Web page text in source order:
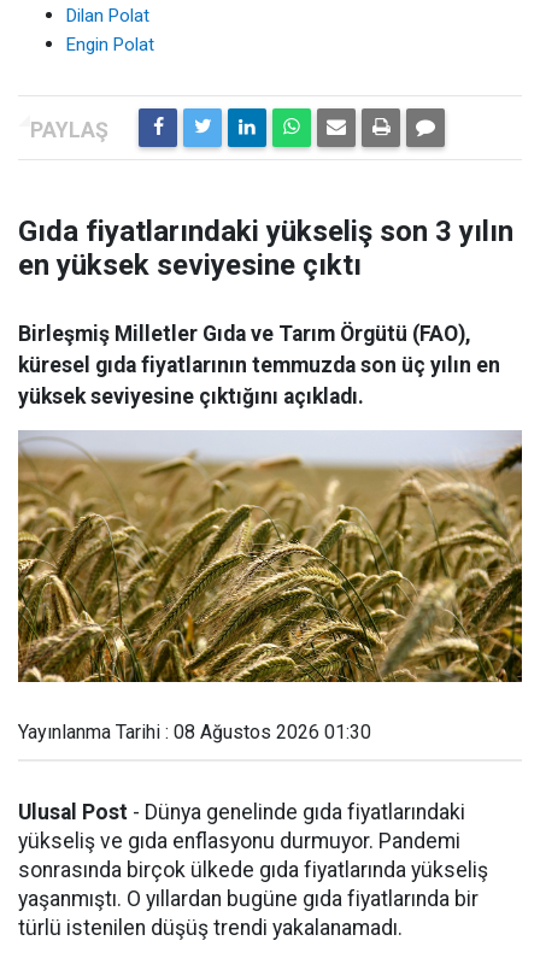
Dilan Polat
Engin Polat
Gıda fiyatlarındaki yükseliş son 3 yılın
en yüksek seviyesine çıktı
Birleşmiş Milletler Gıda ve Tarım Örgütü (FAO),
küresel gıda fiyatlarının temmuzda son üç yılın en
yüksek seviyesine çıktığını açıkladı.
Yayınlanma Tarihi : 08 Ağustos 2026 01:30
Ulusal Post - Dünya genelinde gıda fiyatlarındaki
yükseliş ve gıda enflasyonu durmuyor. Pandemi
sonrasında birçok ülkede gıda fiyatlarında yükseliş
yaşanmıştı. O yıllardan bugüne gıda fiyatlarında bir
türlü istenilen düşüş trendi yakalanamadı.